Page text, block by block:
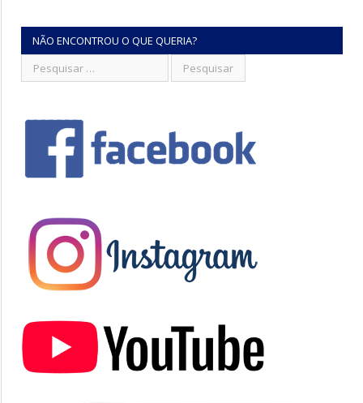
NÃO ENCONTROU O QUE QUERIA?